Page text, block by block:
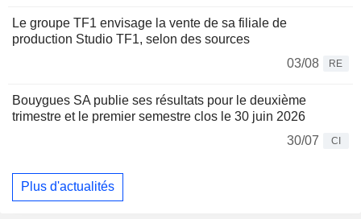
Le groupe TF1 envisage la vente de sa filiale de
production Studio TF1, selon des sources
03/08
RE
Bouygues SA publie ses résultats pour le deuxième
trimestre et le premier semestre clos le 30 juin 2026
30/07
CI
Plus d'actualités